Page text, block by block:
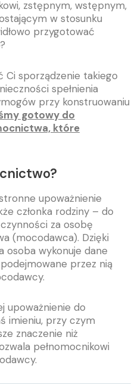
zstępnym, wstępnym,
w stosunku
przygotować
Ci sporządzenie takiego
spełnienia
przy konstruowaniu
gotowy do
które
upoważnienie
członka rodziny – do
za osobę
(mocodawca). Dzięki
osoba wykonuje dane
przez nią
upoważnienie do
imieniu, przy czym
znaczenie niż
pełnomocnikowi